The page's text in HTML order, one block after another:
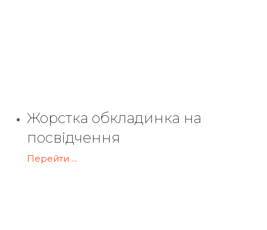
Жорстка обкладинка на
посвідчення
Перейти ...